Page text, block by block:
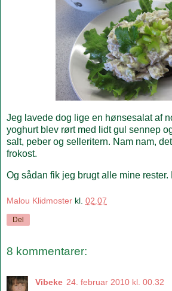
Jeg lavede dog lige en hønsesalat af
yoghurt blev rørt med lidt gul sennep
salt, peber og selleritern. Nam nam,
frokost.
Og sådan fik jeg brugt alle mine
Malou Klidmoster kl. 02.07
Del
8 kommentarer:
Vibeke 24. februar 2010 kl. 00.32